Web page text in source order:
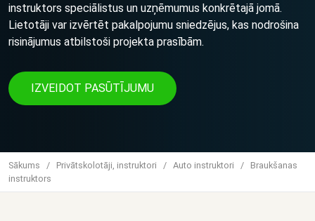
instruktors speciālistus un uzņēmumus konkrētajā jomā.
Lietotāji var izvērtēt pakalpojumu sniedzējus, kas nodrošina
risinājumus atbilstoši projekta prasībām.
IZVEIDOT PASŪTĪJUMU
Sākums / Privātskolotāji, instruktori / Auto instruktori /
Braukšanas
instruktors